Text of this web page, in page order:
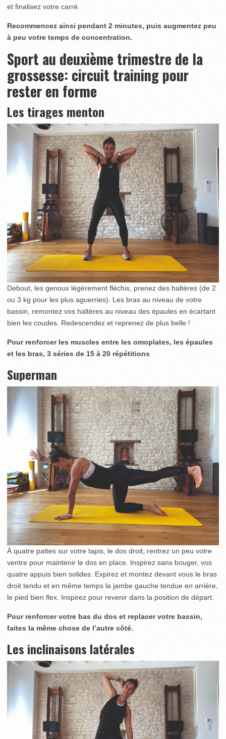
et finalisez votre carré.
Recommencez ainsi pendant 2 minutes, puis augmentez peu
à peu votre temps de concentration.
Sport au deuxième trimestre de la
grossesse: circuit training pour
rester en forme
Les tirages menton
Debout, les genoux légèrement fléchis, prenez des haltères (de 2
ou 3 kg pour les plus aguerries). Les bras au niveau de votre
bassin, remontez vos haltères au niveau des épaules en écartant
bien les coudes. Redescendez et reprenez de plus belle !
Pour renforcer les muscles entre les omoplates, les épaules
et les bras, 3 séries de 15 à 20 répétitions
Superman
À quatre pattes sur votre tapis, le dos droit, rentrez un peu votre
ventre pour maintenir le dos en place. Inspirez sans bouger, vos
quatre appuis bien solides. Expirez et montez devant vous le bras
droit tendu et en même temps la jambe gauche tendue en arrière,
le pied bien flex. Inspirez pour revenir dans la position de départ.
Pour renforcer votre bas du dos et replacer votre bassin,
faites la même chose de l’autre côté.
Les inclinaisons latérales